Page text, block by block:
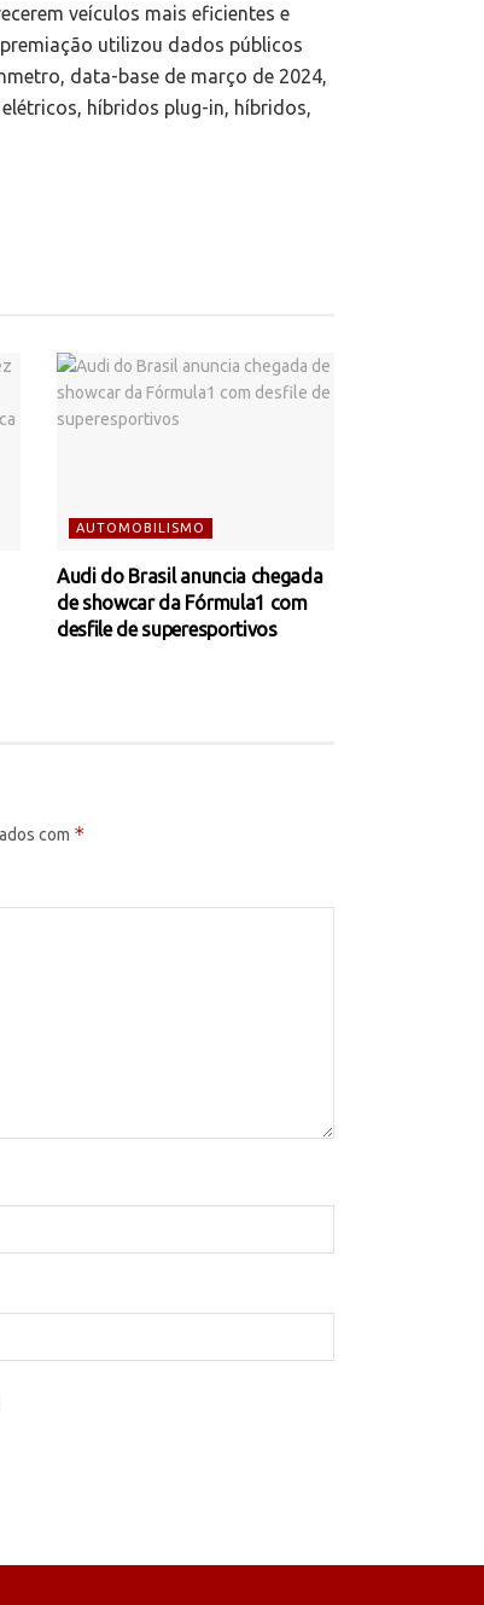
veículos mais eficientes e
utilizou dados públicos
data-base de março de 2024,
híbridos plug-in, híbridos,
AUTOMOBILISMO
Audi do Brasil anuncia chegada
de showcar da Fórmula1 com
desfile de superesportivos
com *